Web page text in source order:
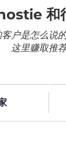
和
户是怎么说
这里赚取推荐